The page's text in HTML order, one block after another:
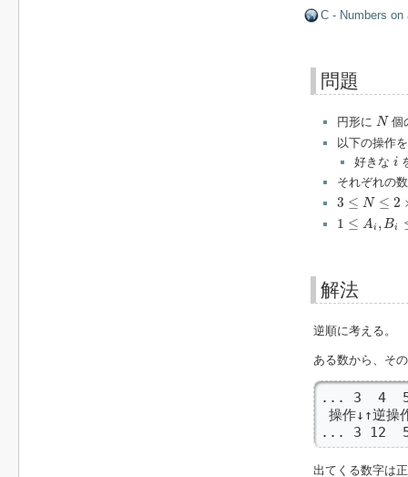
C - Numbers on
問題
円形に N
N 個
以下の操作
好きな i
それぞれの
3 ≤ N ≤ 2
3 ≤2 105
1 ≤ Ai , Bi
B 10
解法
逆順に考える。
ある数から、そ
... 3  4
操作↓↑逆操
... 3 12
出てくる数字は